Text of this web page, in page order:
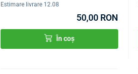
Estimare livrare 12.08
50,00 RON
În coș